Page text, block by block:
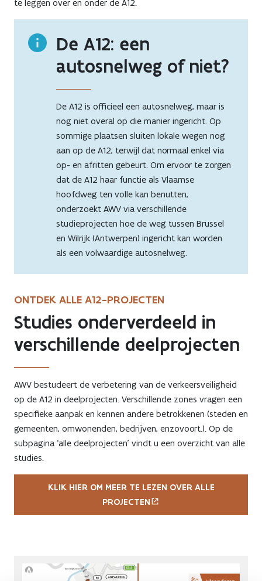
te leggen over en onder de A12.
De A12: een
autosnelweg of niet?
De A12 is officieel een autosnelweg, maar is
nog niet overal op die manier ingericht. Op
sommige plaatsen sluiten lokale wegen nog
aan op de A12, terwijl dat normaal enkel via
op- en afritten gebeurt. Om ervoor te zorgen
dat de A12 haar functie als Vlaamse
hoofdweg ten volle kan benutten,
onderzoekt AWV via verschillende
studieprojecten hoe de weg tussen Brussel
en Wilrijk (Antwerpen) ingericht kan worden
als een volwaardige autosnelweg.
ONTDEK ALLE A12-PROJECTEN
Studies onderverdeeld in
verschillende deelprojecten
AWV bestudeert de verbetering van de verkeersveiligheid
op de A12 in deelprojecten. Verschillende zones vragen een
specifieke aanpak en kennen andere betrokkenen (steden en
gemeenten, omwonenden, bedrijven, enzovoort.). Op de
subpagina ‘alle deelprojecten’ vindt u een overzicht van alle
studies.
KLIK HIER OM MEER TE LEZEN OVER ALLE
PROJECTEN